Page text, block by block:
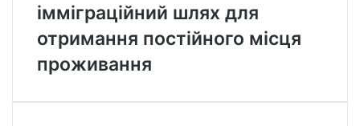
імміграційний шлях для
отримання постійного місця
проживання